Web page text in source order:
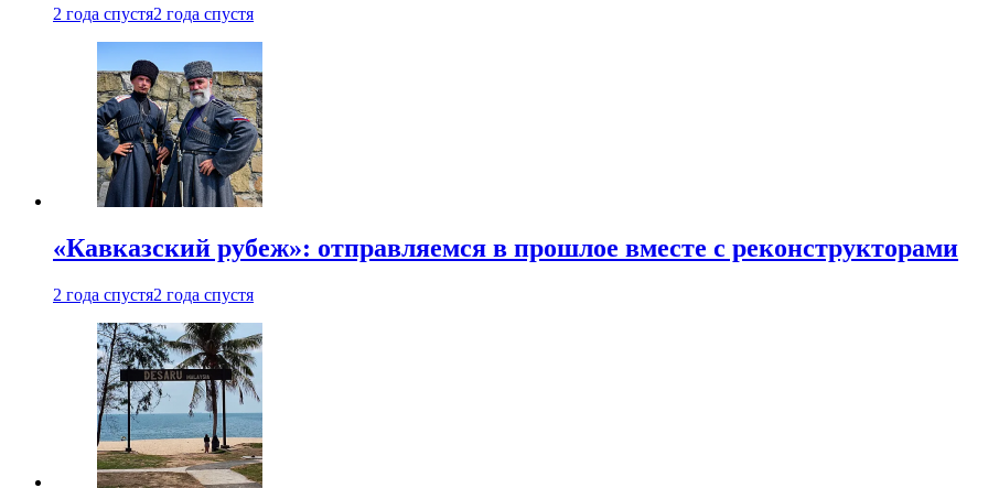
2 года спустя2 года спустя
«Кавказский рубеж»: отправляемся в прошлое вместе с реконструкторами
2 года спустя2 года спустя